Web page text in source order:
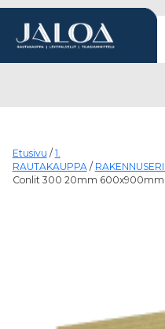
Päävalikko
Etusivu / 1.
RAUTAKAUPPA/
Conlit 300 20mm 600x900mm